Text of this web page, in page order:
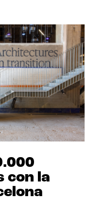
con la